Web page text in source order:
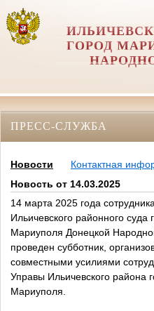
ГОРОД
ПРЕСС-СЛУЖБА
Новости
Контактная
Новость от 14.03.2025
14 марта 2025 года
Ильичевского районного суда
Мариуполя Донецкой
проведен субботник,
совместными усилиями
Управы Ильичевского района
Мариуполя.